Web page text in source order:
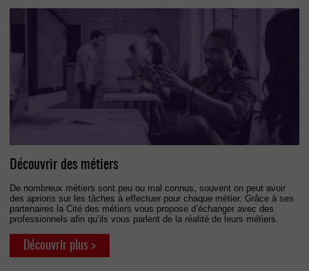
Découvrir des métiers
De nombreux métiers sont peu ou mal connus, souvent on peut avoir
des aprioris sur les tâches à effectuer pour chaque métier. Grâce à ses
partenaires la Cité des métiers vous propose d’échanger avec des
professionnels afin qu’ils vous parlent de la réalité de leurs métiers.
Découvrir plus >